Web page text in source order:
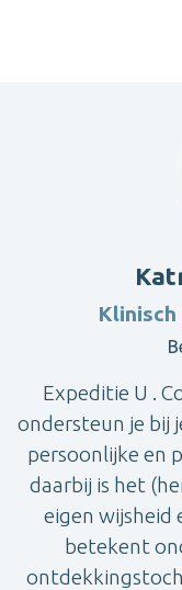
Klinisch
Expeditie U .
ondersteun je bij
persoonlijke en
daarbij is het
eigen wijsheid
betekent